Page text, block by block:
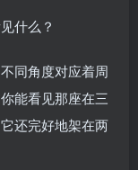
什么？
同角度对应着周
能看见那座在三
还完好地架在两